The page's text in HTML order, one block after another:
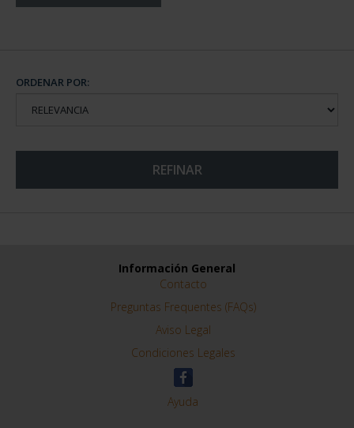
ORDENAR POR:
REFINAR
Información General
Contacto
Preguntas Frequentes (FAQs)
Aviso Legal
Condiciones Legales
Ayuda